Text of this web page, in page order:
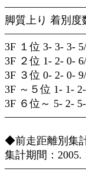
脚質上り 着別度
3F １位 3- 3- 3-
3F ２位 1- 2- 0-
3F ３位 0- 2- 0-
3F ～５位 1- 1-
3F ６位～ 5- 2-
◆前走距離別集
集計期間：2005.